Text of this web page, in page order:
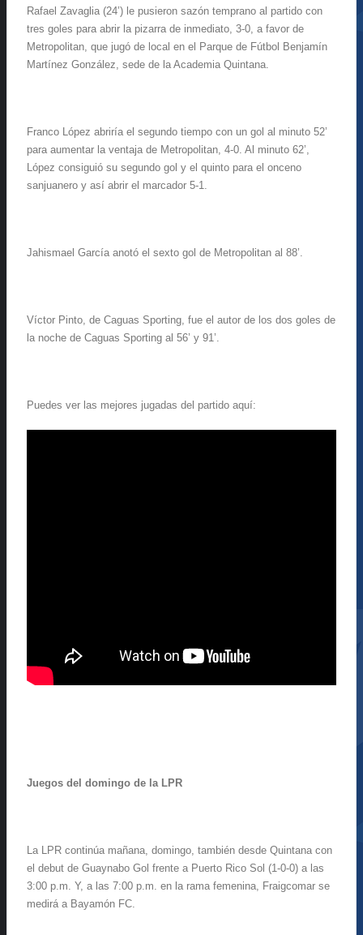
Rafael Zavaglia (24’) le pusieron sazón temprano al partido con
tres goles para abrir la pizarra de inmediato, 3-0, a favor de
Metropolitan, que jugó de local en el Parque de Fútbol Benjamín
Martínez González, sede de la Academia Quintana.
Franco López abriría el segundo tiempo con un gol al minuto 52’
para aumentar la ventaja de Metropolitan, 4-0. Al minuto 62’,
López consiguió su segundo gol y el quinto para el onceno
sanjuanero y así abrir el marcador 5-1.
Jahismael García anotó el sexto gol de Metropolitan al 88’.
Víctor Pinto, de Caguas Sporting, fue el autor de los dos goles de
la noche de Caguas Sporting al 56’ y 91’.
Puedes ver las mejores jugadas del partido aquí:
Juegos del domingo de la LPR
La LPR continúa mañana, domingo, también desde Quintana con
el debut de Guaynabo Gol frente a Puerto Rico Sol (1-0-0) a las
3:00 p.m. Y, a las 7:00 p.m. en la rama femenina, Fraigcomar se
medirá a Bayamón FC.